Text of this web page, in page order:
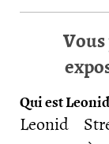
Qui est
Leonid